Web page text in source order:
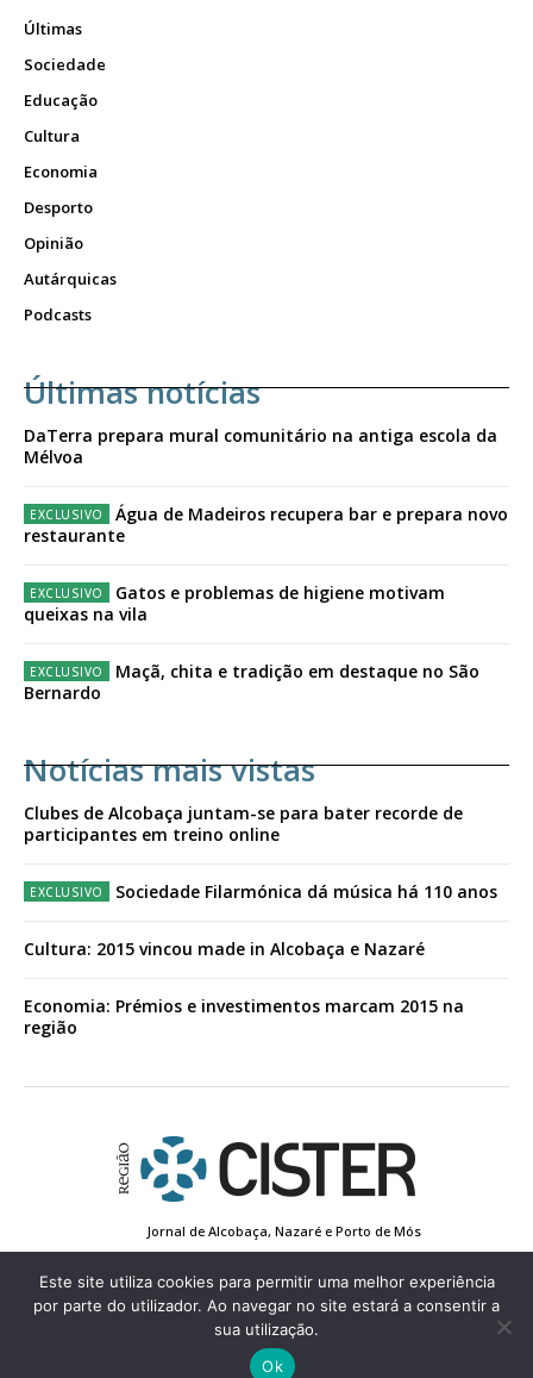
Últimas
Sociedade
Educação
Cultura
Economia
Desporto
Opinião
Autárquicas
Podcasts
Últimas notícias
DaTerra prepara mural comunitário na antiga escola da
Mélvoa
Água de Madeiros recupera bar e prepara novo
restaurante
Gatos e problemas de higiene motivam
queixas na vila
Maçã, chita e tradição em destaque no São
Bernardo
Notícias mais vistas
Clubes de Alcobaça juntam-se para bater recorde de
participantes em treino online
Sociedade Filarmónica dá música há 110 anos
Cultura: 2015 vincou made in Alcobaça e Nazaré
Economia: Prémios e investimentos marcam 2015 na
região
Jornal de Alcobaça, Nazaré e Porto de Mós
Conta de Registo
Edição Impressa
© 2022 Região de Cister - Todos os direitos reservados.
Este site utiliza cookies para permitir uma melhor experiência
por parte do utilizador. Ao navegar no site estará a consentir a
sua utilização.
Ok